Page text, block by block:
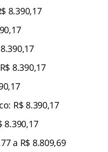
8.390,17
8.390,17
R$ 8.390,17
8.390,17
a R$ 8.809,69